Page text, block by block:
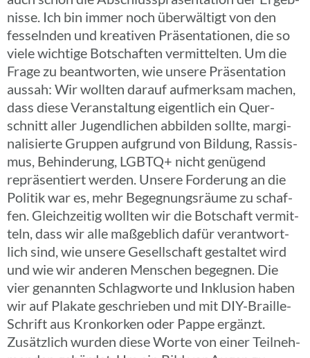
nisse. Ich bin immer noch über­wäl­tigt von den
fesseln­den und krea­ti­ven Präsen­ta­tio­nen, die so
viele wich­tige Botschaf­ten vermit­tel­ten. Um die
Frage zu beant­wor­ten, wie unsere Präsen­ta­tion
aussah: Wir wollten darauf aufmerk­sam machen,
dass diese Veran­stal­tung eigent­lich ein Quer­
schnitt aller Jugend­li­chen abbil­den sollte, margi­
na­li­sierte Gruppen aufgrund von Bildung, Rassis­
mus, Behin­de­rung, LGBTQ+ nicht genü­gend
reprä­sen­tiert werden. Unsere Forde­rung an die
Politik war es, mehr Begeg­nungs­räume zu schaf­
fen. Gleich­zei­tig wollten wir die Botschaft vermit­
teln, dass wir alle maßgeb­lich dafür verant­wort­
lich sind, wie unsere Gesell­schaft gestal­tet wird
und wie wir anderen Menschen begeg­nen. Die
vier genann­ten Schlag­worte und Inklu­sion haben
wir auf Plakate geschrie­ben und mit DIY-Braille-
Schrift aus Kron­kor­ken oder Pappe ergänzt.
Zusätz­lich wurden diese Worte von einer Teil­neh­